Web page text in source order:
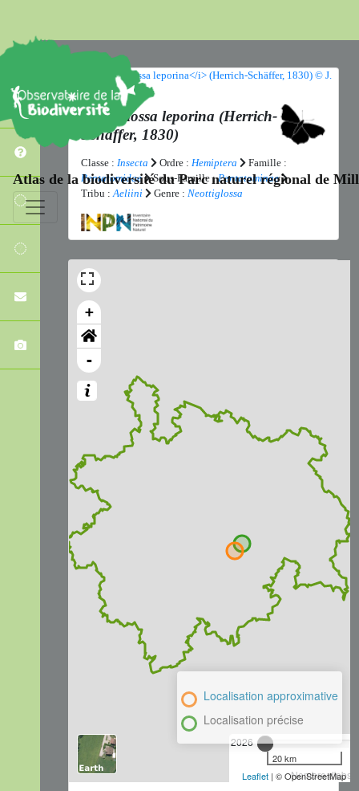
Atlas de la biodiversité du Parc naturel régional de
Neottiglossa leporina (Herrich-
Schäffer, 1830)
Classe : Insecta Ordre : Hemiptera
Famille :
Pentatomidae
Sous-Famille :Pentatominae
Tribu :Aeliini Genre : Neottiglossa
+
-
2026
Nombre
Localisation approximative
Localisation précise
20 km
Leaflet | © OpenStreetMap